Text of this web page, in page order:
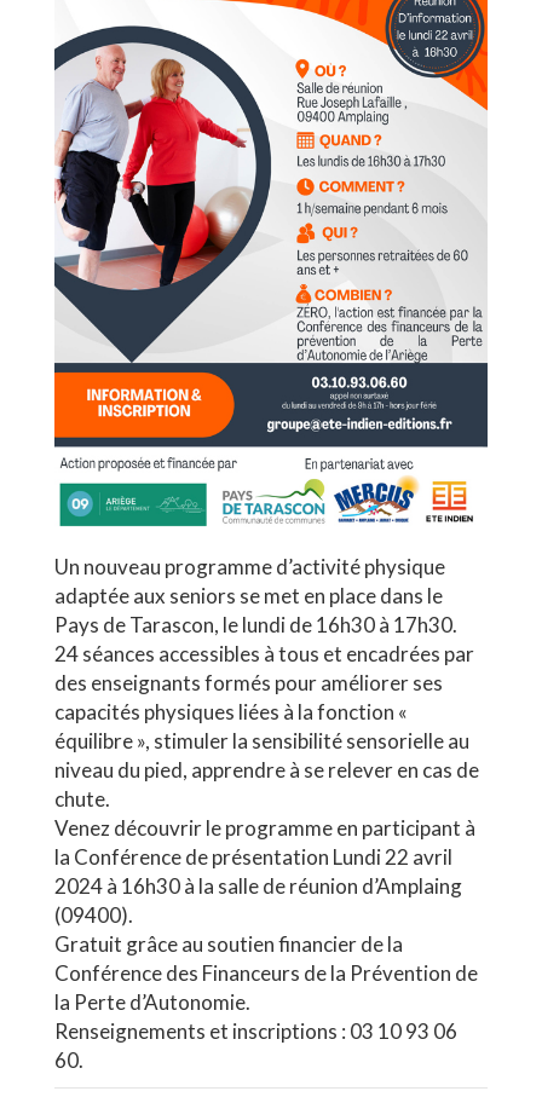
Un nouveau programme d’activité physique
adaptée aux seniors se met en place dans le
Pays de Tarascon, le lundi de 16h30 à 17h30.
24 séances accessibles à tous et encadrées par
des enseignants formés pour améliorer ses
capacités physiques liées à la fonction «
équilibre », stimuler la sensibilité sensorielle au
niveau du pied, apprendre à se relever en cas de
chute.
Venez découvrir le programme en participant à
la Conférence de présentation Lundi 22 avril
2024 à 16h30 à la salle de réunion d’Amplaing
(09400).
Gratuit grâce au soutien financier de la
Conférence des Financeurs de la Prévention de
la Perte d’Autonomie.
Renseignements et inscriptions : 03 10 93 06
60.